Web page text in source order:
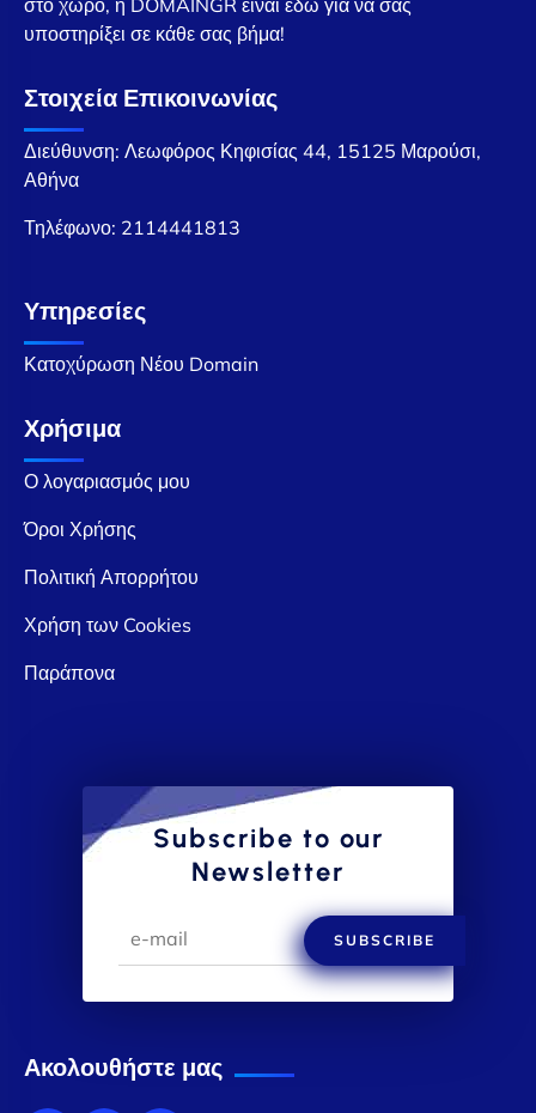
υποστηρίξει σε κάθε σας βήμα!
Στοιχεία Επικοινωνίας
Διεύθυνση: Λεωφόρος Κηφισίας 44, 15125 Μαρούσι,
Αθήνα
Τηλέφωνο: 2114441813
Υπηρεσίες
Κατοχύρωση Νέου Domain
Χρήσιμα
Ο λογαριασμός μου
Όροι Χρήσης
Πολιτική Απορρήτου
Χρήση των Cookies
Παράπονα
Subscribe to our
Newsletter
SUBSCRIBE
Ακολουθήστε μας